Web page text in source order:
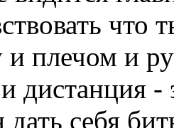
что
и плечом и
дистанция -
дать себя